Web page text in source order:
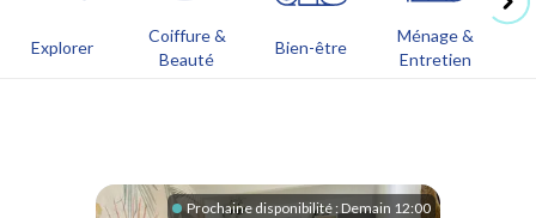
Explorer
Coiffure &
Beauté
Bien-être
Ménage &
Entretien
Prochaine disponibilité :Demain 12:00